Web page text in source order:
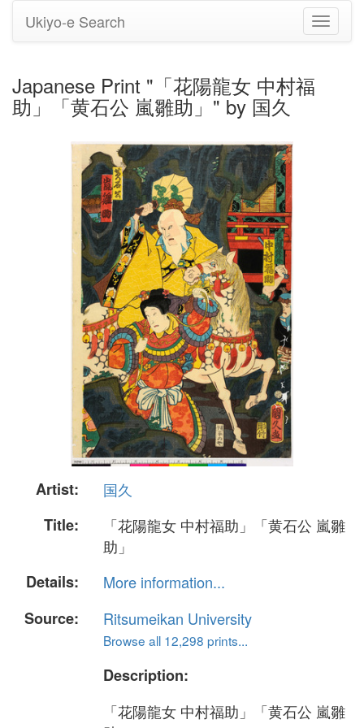
Toggle
Ukiyo-e Search
Japanese Print "「花陽龍女 中村福
助」「黄石公 嵐雛助」" by 国久
Artist:
国久
Title:
「花陽龍女 中村福助」「黄石公 嵐雛
助」
Details:
More information...
Source:
Ritsumeikan University
Browse all 12,298 prints...
Description:
「花陽龍女 中村福助」「黄石公 嵐雛